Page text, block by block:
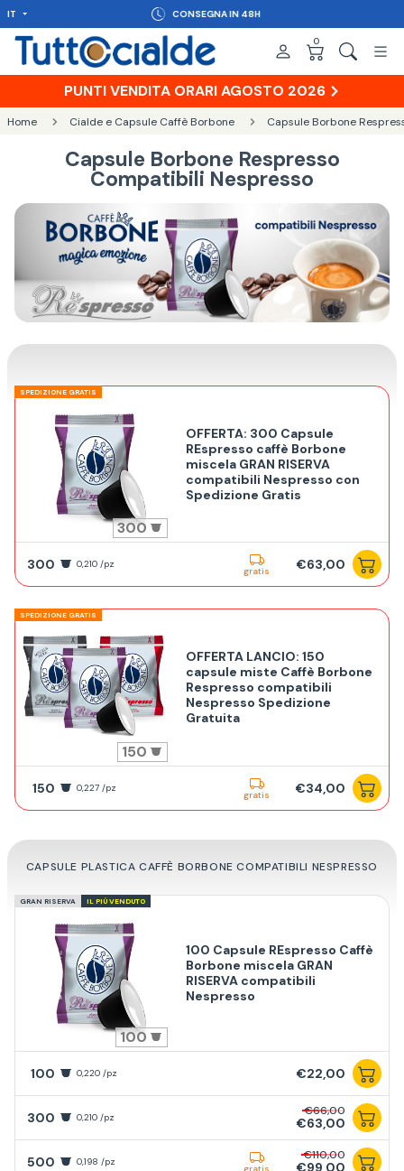
IT CONSEGNA IN 48H
0
PUNTI VENDITA ORARI AGOSTO 2026
Home Cialde e Capsule Caffè Borbone Capsule Borbone
Capsule Borbone Respresso
Compatibili Nespresso
SPEDIZIONE GRATIS
300
OFFERTA: 300 Capsule
REspresso caffè Borbone
miscela GRAN RISERVA
compatibili Nespresso con
Spedizione Gratis
300 0,210 /pz
gratis €63,00
SPEDIZIONE GRATIS
150
OFFERTA LANCIO: 150
capsule miste Caffè Borbone
Respresso compatibili
Nespresso Spedizione
Gratuita
150 0,227 /pz
gratis €34,00
CAPSULE PLASTICA CAFFÈ BORBONE COMPATIBILI NESPRESSO
GRAN RISERVA IL PIÙ VENDUTO
100
100 Capsule REspresso Caffè
Borbone miscela GRAN
RISERVA compatibili
Nespresso
100 0,220 /pz €22,00
300 0,210 /pz €66,00
€63,00
500 0,198 /pz €110,00
€99,00